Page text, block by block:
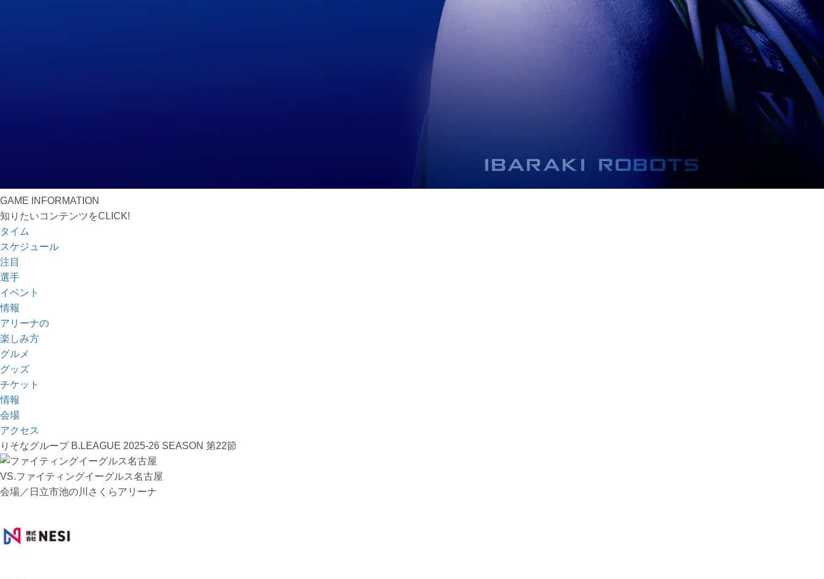
GAME INFORMATION
知りたいコンテンツをCLICK!
タイム
スケジュール
注目
選手
イベント
情報
アリーナの
楽しみ方
グルメ
グッズ
チケット
情報
会場
アクセス
りそなグループ B.LEAGUE 2025-26 SEASON 第22節
VS.ファイティングイーグルス名古屋
会場／日立市池の川さくらアリーナ